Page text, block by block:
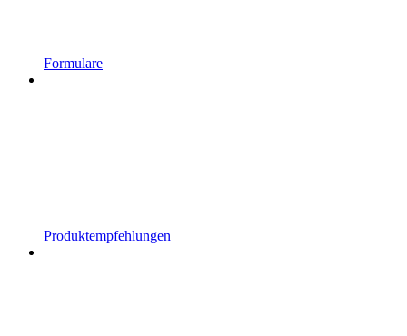
Formulare
Produktempfehlungen